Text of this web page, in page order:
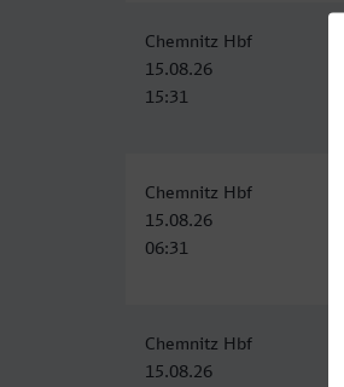
Chemnitz Hbf
15.08.26
15:31
Chemnitz Hbf
15.08.26
06:31
Chemnitz Hbf
15.08.26